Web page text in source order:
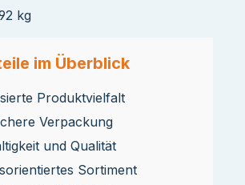
kg
im Überblick
Produktvielfalt
Verpackung
und Qualität
Sortiment